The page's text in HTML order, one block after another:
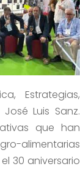
Estrategias,
Luis Sanz.
que han
alimentarias
30 aniversario